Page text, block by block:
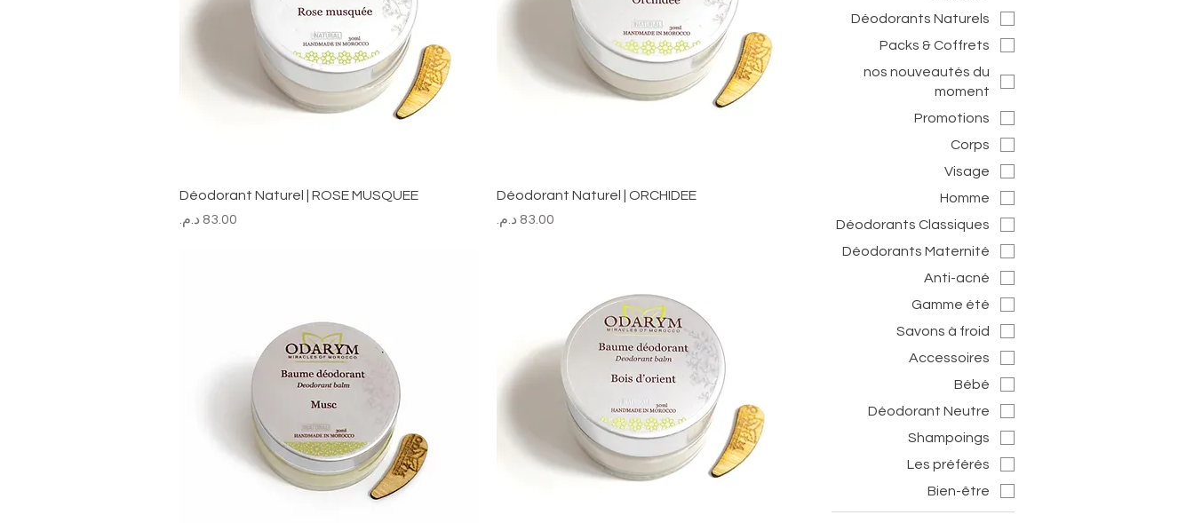
Déodorants Naturels
Packs & Coffrets
nos nouveautés du
moment
Promotions
Corps
Visage
Homme
Déodorants Classiques
Déodorants Maternité
Anti-acné
Gamme été
Savons à froid
Accessoires
Bébé
Déodorant Neutre
Shampoings
Les préférés
Bien-être
Déodorant Naturel | ORCHIDEE
السعر
Déodorant Naturel | ROSE MUSQUEE
السعر